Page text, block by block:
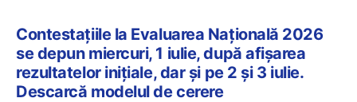
Contestațiile la Evaluarea Națională 2026
se depun miercuri, 1 iulie, după afișarea
rezultatelor inițiale, dar și pe 2 și 3 iulie.
Descarcă modelul de cerere